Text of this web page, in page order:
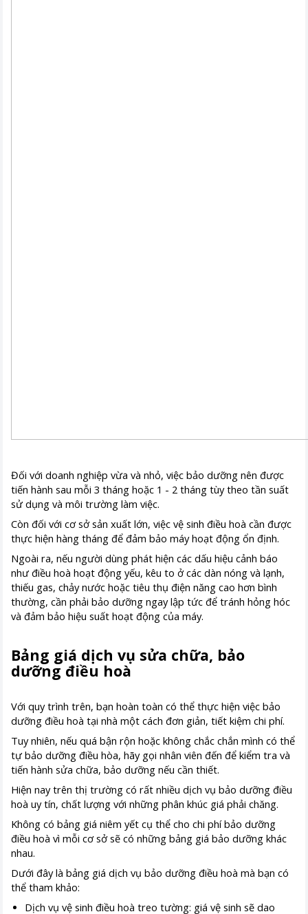
Đối với doanh nghiệp vừa và nhỏ, việc bảo dưỡng nên được
tiến hành sau mỗi 3 tháng hoặc 1 - 2 tháng tùy theo tần suất
sử dụng và môi trường làm việc.
Còn đối với cơ sở sản xuất lớn, việc vệ sinh điều hoà cần được
thực hiện hàng tháng để đảm bảo máy hoạt động ổn định.
Ngoài ra, nếu người dùng phát hiện các dấu hiệu cảnh báo
như điều hoà hoạt động yếu, kêu to ở các dàn nóng và lạnh,
thiếu gas, chảy nước hoặc tiêu thụ điện năng cao hơn bình
thường, cần phải bảo dưỡng ngay lập tức để tránh hỏng hóc
và đảm bảo hiệu suất hoạt động của máy.
Bảng giá dịch vụ sửa chữa, bảo
dưỡng điều hoà
Với quy trình trên, bạn hoàn toàn có thể thực hiện việc bảo
dưỡng điều hoà tại nhà một cách đơn giản, tiết kiệm chi phí.
Tuy nhiên, nếu quá bận rộn hoặc không chắc chắn mình có thể
tự bảo dưỡng điều hòa, hãy gọi nhân viên đến để kiểm tra và
tiến hành sửa chữa, bảo dưỡng nếu cần thiết.
Hiện nay trên thị trường có rất nhiều dịch vụ bảo dưỡng điều
hoà uy tín, chất lượng với những phân khúc giá phải chăng.
Không có bảng giá niêm yết cụ thể cho chi phí bảo dưỡng
điều hoà vì mỗi cơ sở sẽ có những bảng giá bảo dưỡng khác
nhau.
Dưới đây là bảng giá dịch vụ bảo dưỡng điều hoà mà bạn có
thể tham khảo:
Dịch vụ vệ sinh điều hoà treo tường: giá vệ sinh sẽ dao